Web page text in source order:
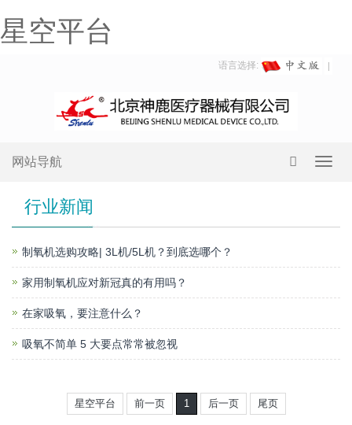
星空平台
语言选择:
网站导航
行业新闻
制氧机选购攻略| 3L机/5L机？到底选哪个？
家用制氧机应对新冠真的有用吗？
在家吸氧，要注意什么？
吸氧不简单 5 大要点常常被忽视
星空平台 前一页 1 后一页 尾页